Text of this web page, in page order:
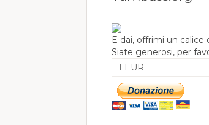
E dai, offrimi un calice
Siate generosi, per